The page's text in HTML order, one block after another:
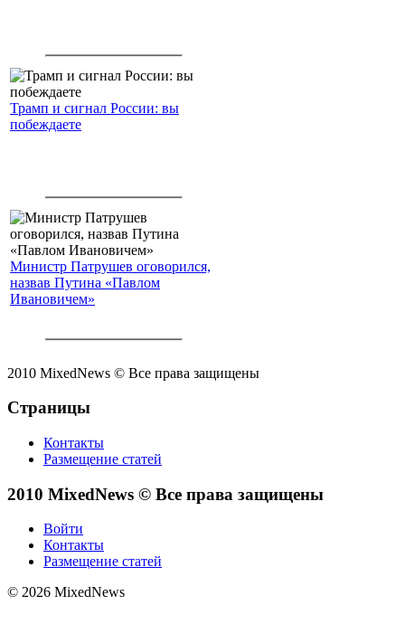
Трамп и сигнал России: вы
побеждаете
Министр Патрушев оговорился,
назвав Путина «Павлом
Ивановичем»
2010 MixedNews © Все права защищены
Страницы
Контакты
Размещение статей
2010 MixedNews © Все права защищены
Войти
Контакты
Размещение статей
© 2026 MixedNews